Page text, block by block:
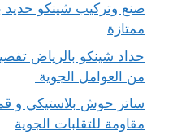
صنع وتركيب شينكو حديد
ممتازة
حداد شينكو بالرياض
من العوامل الجوية
ساتر حوش بلاستيكي و
مقاومة للتقلبات الجوية